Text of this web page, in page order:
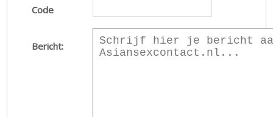
Code
Bericht: